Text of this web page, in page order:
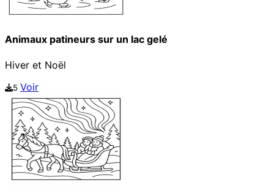
Animaux patineurs sur un lac gelé
Hiver et Noël
5 Voir